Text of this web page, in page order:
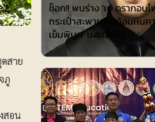
สาย
ภู
สอน
ช็อก!! พบร่าง 'เต้ ดรากอน
กระเป๋าสะพายพบก้อนหินค
เข็มพิมุก' เผยเสียใจ